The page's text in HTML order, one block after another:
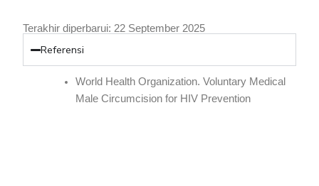
Terakhir diperbarui: 22 September 2025
Referensi
World Health Organization. Voluntary Medical
Male Circumcision for HIV Prevention